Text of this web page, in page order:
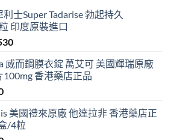
士Super Tadarise 勃起持久
印度原裝進口
Price
$529
through
威而鋼膜衣錠 萬艾可 美國輝瑞原廠
100mg 香港藥店正品
Current
is:
$480.
美國禮來原廠 他達拉非 香港藥店正
/4粒